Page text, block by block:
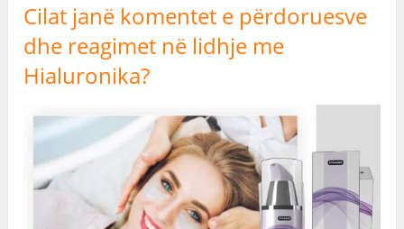
Cilat janë komentet e përdoruesve
dhe reagimet në lidhje me
Hialuronika?